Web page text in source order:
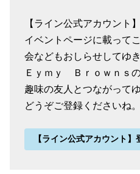
【ライン公式アカウント
イベントページに載って
会などもおしらせしてゆき
Ｅｙｍｙ Ｂｒｏｗｎｓ
趣味の友人とつながってゆ
どうぞご登録くださいね。
【ライン公式アカウント